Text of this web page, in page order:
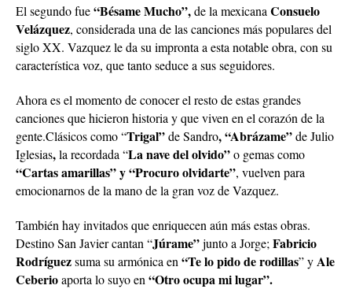
El segundo fue“Bésame Mucho”,de la mexicana Consuelo
Velázquez, considerada una de las canciones más populares del
siglo XX. Vazquez le da su impronta a esta notable obra, con su
característica voz, que tanto seduce a sus seguidores.
Ahora es el momento de conocer el resto de estas grandes
canciones que hicieron historia y que viven en el corazón de la
gente.Clásicos como “Trigal”de Sandro, “Abrázame”de Julio
Iglesias,la recordada “La nave del olvido”o gemas como
“Cartas amarillas” y “Procuro olvidarte”, vuelven para
emocionarnos de la mano de la gran voz de Vazquez.
También hay invitados que enriquecen aún más estas obras.
Destino San Javier cantan “Júrame”junto a Jorge; Fabricio
Rodríguezsuma su armónica en “Te lo pido de rodillas” yAle
Ceberioaporta lo suyo en “Otro ocupa mi lugar”.